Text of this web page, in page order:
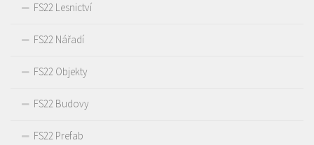
FS22 Lesnictví
FS22 Nářadí
FS22 Objekty
FS22 Budovy
FS22 Prefab